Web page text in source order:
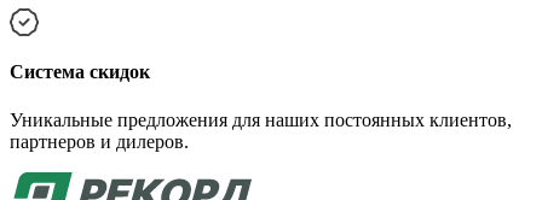
Cистема скидок
Уникальные предложения для наших постоянных клиентов,
партнеров и дилеров.